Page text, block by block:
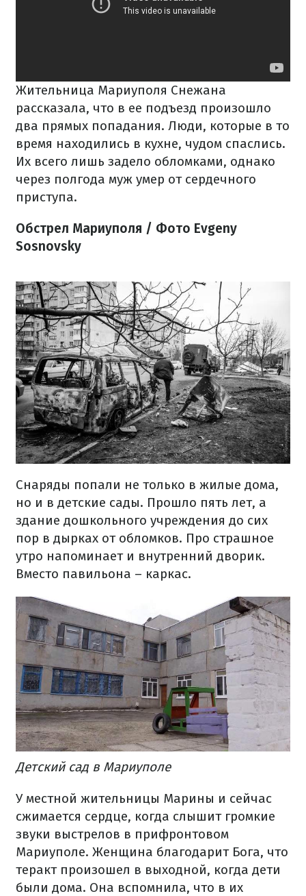
Жительница Мариуполя Снежана
рассказала, что в ее подъезд произошло
два прямых попадания. Люди, которые в то
время находились в кухне, чудом спаслись.
Их всего лишь задело обломками, однако
через полгода муж умер от сердечного
приступа.
Обстрел Мариуполя / Фото Evgeny
Sosnovsky
Снаряды попали не только в жилые дома,
но и в детские сады. Прошло пять лет, а
здание дошкольного учреждения до сих
пор в дырках от обломков. Про страшное
утро напоминает и внутренний дворик.
Вместо павильона – каркас.
Детский сад в Мариуполе
У местной жительницы Марины и сейчас
сжимается сердце, когда слышит громкие
звуки выстрелов в прифронтовом
Мариуполе. Женщина благодарит Бога, что
теракт произошел в выходной, когда дети
были дома. Она вспомнила, что в их